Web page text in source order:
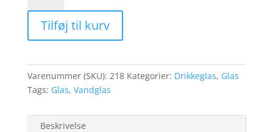
Tilføj til kurv
Varenummer (SKU): 218 Kategorier: Drikkeglas, Glas
Tags: Glas, Vandglas
Beskrivelse